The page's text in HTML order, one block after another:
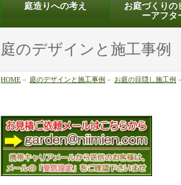
庭造りへの考え
お庭づくりの
ーアフタ
庭のデザインと施工事例
HOME » 庭のデザインと施工事例 » お庭の目隠し施工例 »